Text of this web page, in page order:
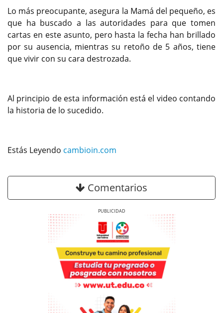
Lo más preocupante, asegura la Mamá del pequeño, es
que ha buscado a las autoridades para que tomen
cartas en este asunto, pero hasta la fecha han brillado
por su ausencia, mientras su retoño de 5 años, tiene
que vivir con su cara destrozada.
Al principio de esta información está el video contando
la historia de lo sucedido.
Estás Leyendo cambioin.com
Comentarios